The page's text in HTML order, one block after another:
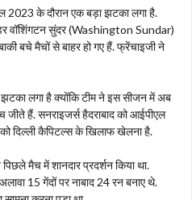
2023 के दौरान एक बड़ा झटका लगा है.
वॉशिंगटन सुंदर (Washington Sundar)
बचे मैचों से बाहर हो गए हैं. फ्रेंचाइजी ने
लगा है क्योंकि टीम ने इस सीजन में अब
हैं. सनराइजर्स हैदराबाद को आईपीएल
दिल्ली कैपिटल्स के खिलाफ खेलना है.
मैच में शानदार प्रदर्शन किया था.
15 गेंदों पर नाबाद 24 रन बनाए थे.